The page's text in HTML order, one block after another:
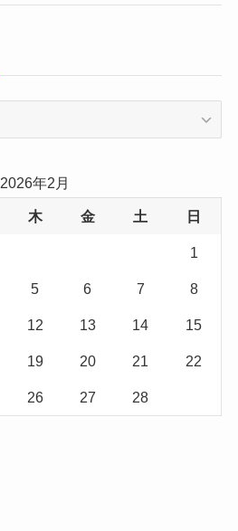
2026年2月
木 金 土 日
1
5 6 7 8
12 13 14 15
19 20 21 22
26 27 28